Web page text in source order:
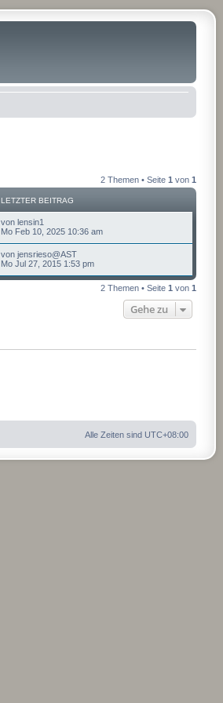
2 Themen • Seite1 von1
LETZTER BEITRAG
vonlensin1
Mo Feb 10, 2025 10:36 am
vonjensrieso@AST
Mo Jul 27, 2015 1:53 pm
2 Themen • Seite1 von1
Gehe zu
Alle Zeiten sind UTC+08:00